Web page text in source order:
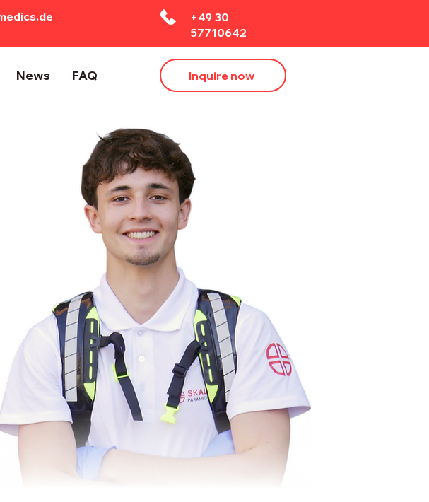
+49 30
57710642
News FAQ Inquire now